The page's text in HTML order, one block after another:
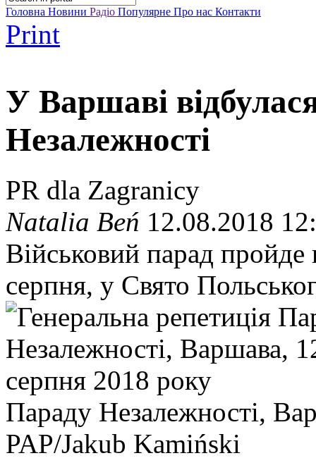
Головна Новини Радіо Популярне Про нас Контакти
Print
У Варшаві
Незалежності
PR dla Zagranicy
Natalia Beń 12.08.2018
Військовий парад
серпня, у Свято
Параду Незалежності,
PAP/Jakub Kamiński